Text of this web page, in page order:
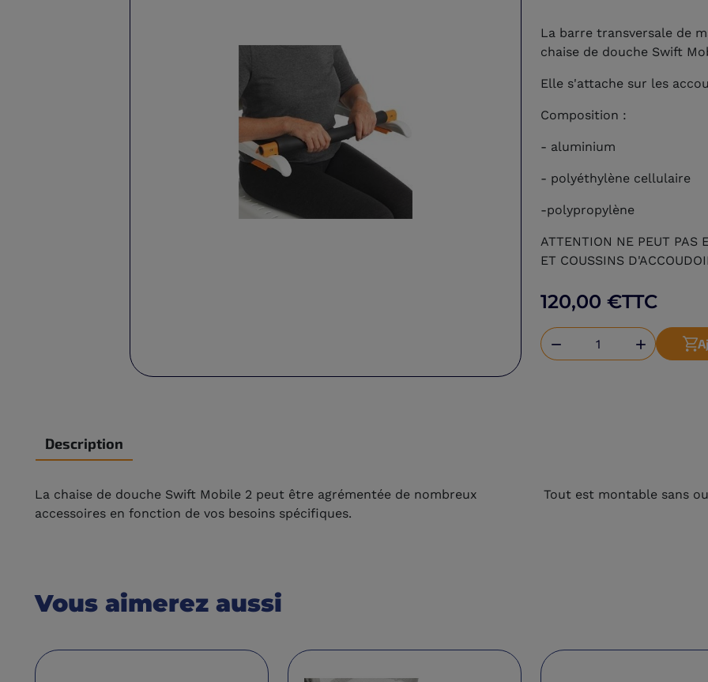
La barre transversale de
chaise de douche Swift
Elle s'attache sur les
Composition :
- aluminium
- polyéthylène cellulaire
-polypropylène
ATTENTION NE PEUT PAS
ET COUSSINS
120,00 €TTC
 
Description
La chaise de douche Swift Mobile 2 peut être agrémentée de nombreux
accessoires en fonction de vos besoins spécifiques.
Tout est montable sans
Vous aimerez aussi